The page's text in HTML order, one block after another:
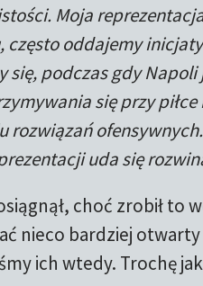
Moja
często oddajemy
się, podczas gdy Napoli
się przy piłce
rozwiązań ofensywnych.
uda się
choć zrobił to
nieco bardziej
ich wtedy. Trochę